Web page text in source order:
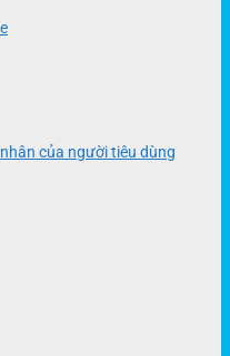
của người tiêu dùng